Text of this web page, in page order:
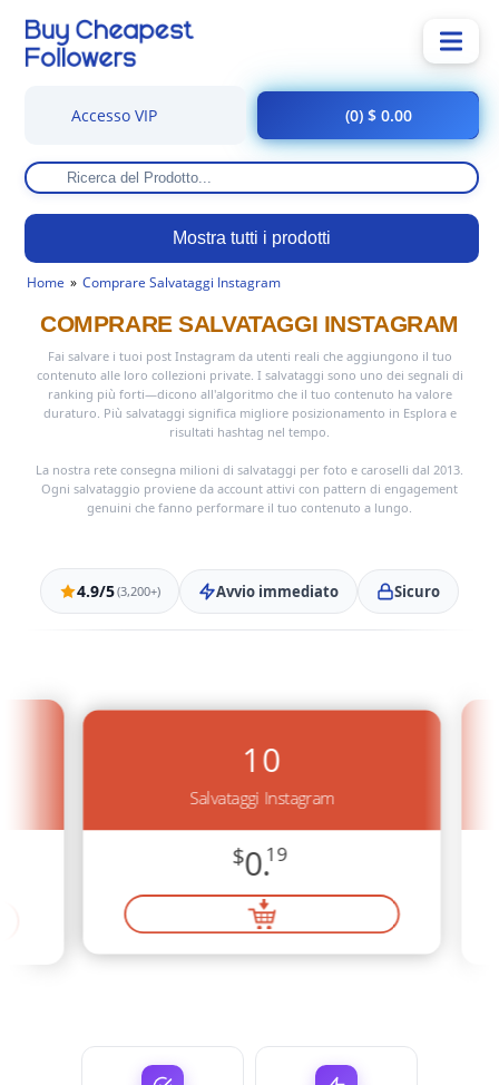
Mostra tutti i prodotti
Accesso VIP (0) $ 0.00
Home Comprare Salvataggi Instagram
COMPRARE SALVATAGGI INSTAGRAM
Fai salvare i tuoi post Instagram da utenti reali che aggiungono il tuo
contenuto alle loro collezioni private. I salvataggi sono uno dei segnali di
ranking più forti—dicono all'algoritmo che il tuo contenuto ha valore
duraturo. Più salvataggi significa migliore posizionamento in Esplora e
risultati hashtag nel tempo.
La nostra rete consegna milioni di salvataggi per foto e caroselli dal 2013.
Ogni salvataggio proviene da account attivi con pattern di engagement
genuini che fanno performare il tuo contenuto a lungo.
4.9/5(3,200+) Avvio immediato Sicuro
10
Salvataggi Instagram
$0.19